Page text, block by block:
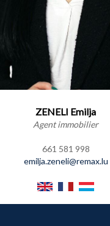
ZENELI Emilja
Agent immobilier
661 581 998
emilja.zeneli@remax.lu